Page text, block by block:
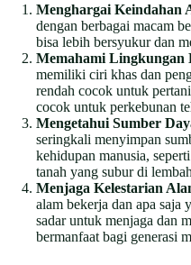
Menghargai Keindahan
dengan berbagai macam
bisa lebih bersyukur dan
Memahami Lingkungan
memiliki ciri khas dan
rendah cocok untuk
cocok untuk perkebunan
Mengetahui Sumber
seringkali menyimpan
kehidupan manusia,
tanah yang subur di
Menjaga Kelestarian
alam bekerja dan apa saja
sadar untuk menjaga dan
bermanfaat bagi generasi